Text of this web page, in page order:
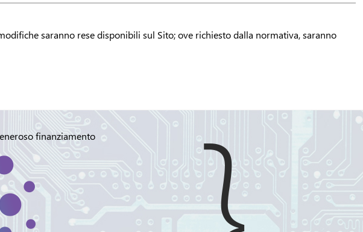
saranno rese disponibili sul Sito; ove richiesto dalla normativa, saranno
finanziamento